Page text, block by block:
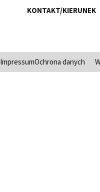
KONTAKT/KIERUNEK
ImpressumOchrona danych